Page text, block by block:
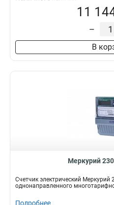
11
–
В
Меркурий
Счетчик электрический Меркурий
однонаправленного
Подробнее